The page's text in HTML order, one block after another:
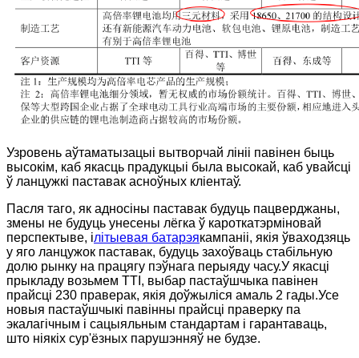
Узровень аўтаматызацыі вытворчай лініі павінен быць
высокім, каб якасць прадукцыі была высокай, каб увайсці
ў ланцужкі паставак асноўных кліентаў.
Пасля таго, як адносіны паставак будуць пацверджаны,
змены не будуць унесены лёгка ў кароткатэрміновай
перспектыве, ілітыевая батарэякампаніі, якія ўваходзяць
у яго ланцужок паставак, будуць захоўваць стабільную
долю рынку на працягу пэўнага перыяду часу.У якасці
прыкладу возьмем TTI, выбар пастаўшчыка павінен
прайсці 230 праверак, якія доўжыліся амаль 2 гады.Усе
новыя пастаўшчыкі павінны прайсці праверку па
экалагічным і сацыяльным стандартам і гарантаваць,
што ніякіх сур'ёзных парушэнняў не будзе.